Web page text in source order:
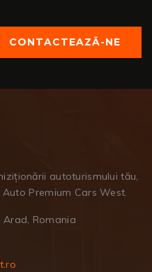
CONTACTEAZĂ-NE
autoturismului tău,
Premium Cars West.
Arad, Romania